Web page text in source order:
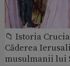
📁 Istoria
Căderea
musulmanii lui